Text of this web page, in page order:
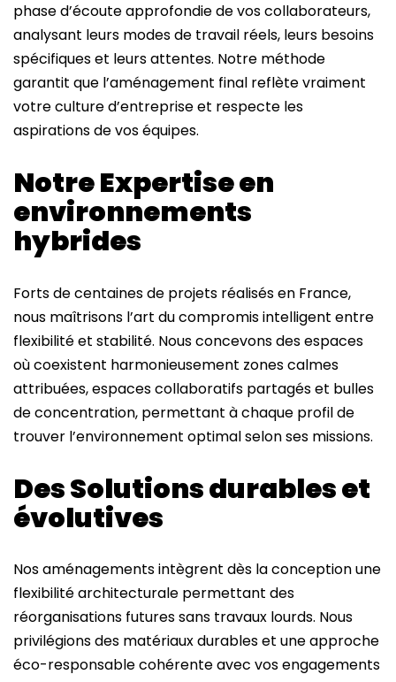
phase d’écoute approfondie de vos collaborateurs,
analysant leurs modes de travail réels, leurs besoins
spécifiques et leurs attentes. Notre méthode
garantit que l’aménagement final reflète vraiment
votre culture d’entreprise et respecte les
aspirations de vos équipes.
Notre Expertise en
environnements
hybrides
Forts de centaines de projets réalisés en France,
nous maîtrisons l’art du compromis intelligent entre
flexibilité et stabilité. Nous concevons des espaces
où coexistent harmonieusement zones calmes
attribuées, espaces collaboratifs partagés et bulles
de concentration, permettant à chaque profil de
trouver l’environnement optimal selon ses missions.
Des Solutions durables et
évolutives
Nos aménagements intègrent dès la conception une
flexibilité architecturale permettant des
réorganisations futures sans travaux lourds. Nous
privilégions des matériaux durables et une approche
éco-responsable cohérente avec vos engagements